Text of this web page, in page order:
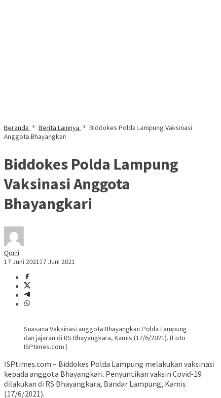
Beranda Berita Lainnya
Biddokes Polda Lampung Vaksinasi
Anggota Bhayangkari
Biddokes Polda Lampung
Vaksinasi Anggota
Bhayangkari
Qorri
17 Juni 202117 Juni 2021
Suasana Vaksinasi anggota Bhayangkari Polda Lampung
dan jajaran di RS Bhayangkara, Kamis (17/6/2021). (Foto
ISPtimes.com )
ISPtimes.com – Biddokes Polda Lampung melakukan vaksinasi
kepada anggota Bhayangkari. Penyuntikan vaksin Covid-19
dilakukan di RS Bhayangkara, Bandar Lampung, Kamis
(17/6/2021).